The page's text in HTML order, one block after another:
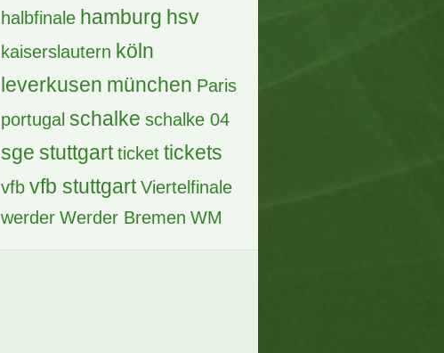
halbfinale hamburg hsv
kaiserslautern köln
leverkusen münchen Paris
portugal schalke schalke 04
sge stuttgart ticket tickets
vfb vfb stuttgart Viertelfinale
werder Werder Bremen WM